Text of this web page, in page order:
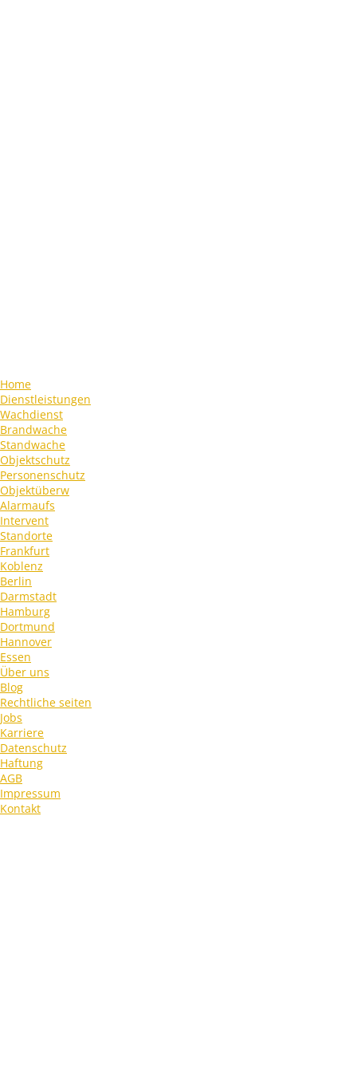
Home
Dienstleistungen
Wachdienst
Brandwache
Standwache
Objektschutz
Personenschutz
Objektüberw
Alarmaufs
Intervent
Standorte
Frankfurt
Koblenz
Berlin
Darmstadt
Hamburg
Dortmund
Hannover
Essen
Über uns
Blog
Rechtliche seiten
Jobs
Karriere
Datenschutz
Haftung
AGB
Impressum
Kontakt